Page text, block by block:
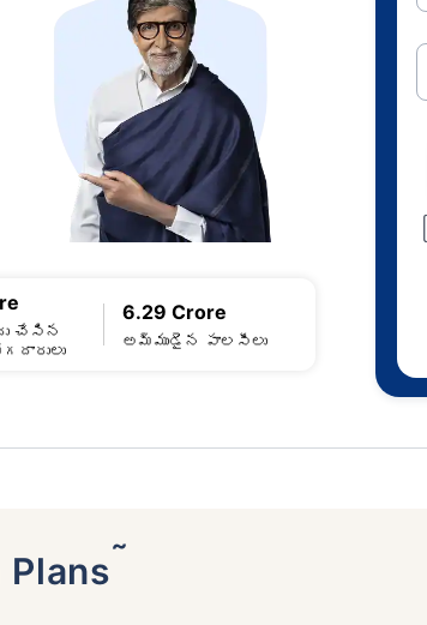
చేసిన
6.29 Crore
అమ్ముడైన పాలసీలు
Plans˜